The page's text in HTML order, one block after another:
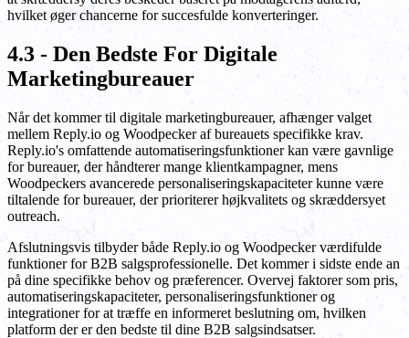
hvilket øger chancerne for succesfulde konverteringer.
4.3 - Den Bedste For Digitale
Marketingbureauer
Når det kommer til digitale marketingbureauer, afhænger valget
mellem Reply.io og Woodpecker af bureauets specifikke krav.
Reply.io's omfattende automatiseringsfunktioner kan være gavnlige
for bureauer, der håndterer mange klientkampagner, mens
Woodpeckers avancerede personaliseringskapaciteter kunne være
tiltalende for bureauer, der prioriterer højkvalitets og skræddersyet
outreach.
Afslutningsvis tilbyder både Reply.io og Woodpecker værdifulde
funktioner for B2B salgsprofessionelle. Det kommer i sidste ende an
på dine specifikke behov og præferencer. Overvej faktorer som pris,
automatiseringskapaciteter, personaliseringsfunktioner og
integrationer for at træffe en informeret beslutning om, hvilken
platform der er den bedste til dine B2B salgsindsatser.